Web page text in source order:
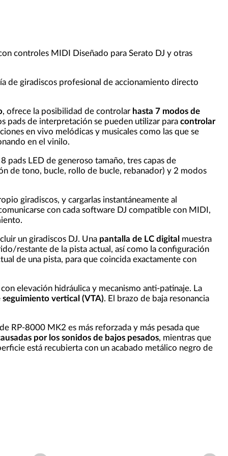
controles MIDI Diseñado para Serato DJ y otras
de giradiscos profesional de accionamiento directo
, ofrece la posibilidad de controlar hasta 7 modos de
pads de interpretación se pueden utilizar para controlar
en vivo melódicas y musicales como las que se
en el vinilo.
LED de generoso tamaño, tres capas de
de tono, bucle, rollo de bucle, rebanador) y 2 modos
giradiscos, y cargarlas instantáneamente al
con cada software DJ compatible con MIDI,
un giradiscos DJ. Una pantalla de LC digital muestra
restante de la pista actual, así como la configuración
de una pista, para que coincida exactamente con
elevación hidráulica y mecanismo anti-patinaje. La
vertical (VTA). El brazo de baja resonancia
RP-8000 MK2 es más reforzada y más pesada que
por los sonidos de bajos pesados, mientras que
está recubierta con un acabado metálico negro de